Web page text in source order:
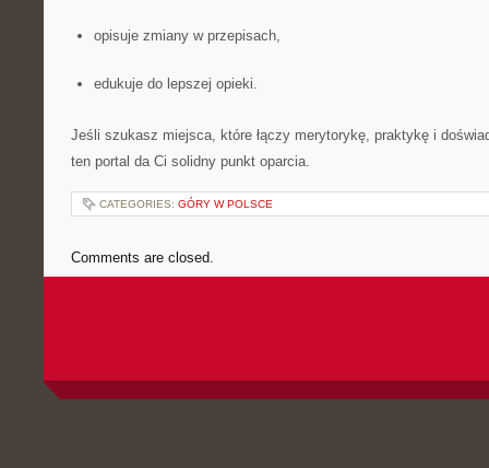
opisuje zmiany w przepisach,
edukuje do lepszej opieki.
Jeśli szukasz miejsca, które łączy merytorykę, praktykę i
ten portal da Ci solidny punkt oparcia.
CATEGORIES: GÓRY W POLSCE
Comments are closed.